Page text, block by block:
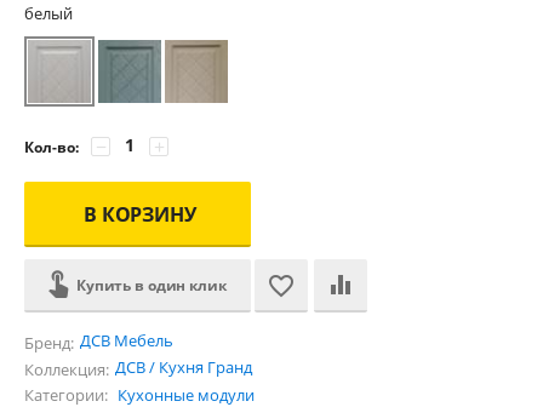
белый
Кол-во: +
−
В КОРЗИНУ
Купить в один клик
Бренд: ДСВ Мебель
Коллекция: ДСВ / Кухня Гранд
Категории: Кухонные модули